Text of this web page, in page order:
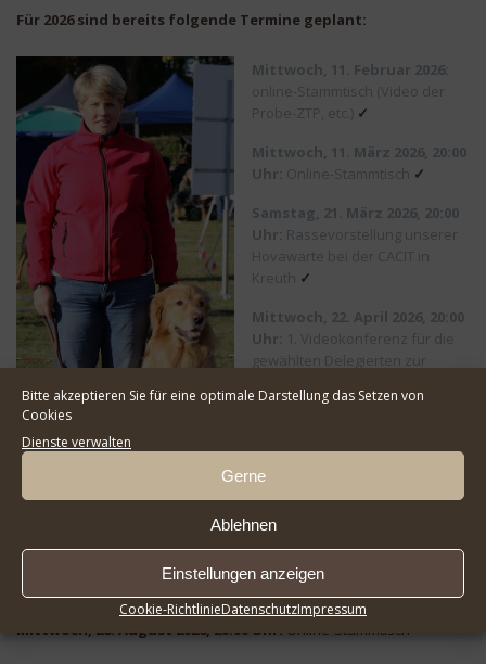
Bitte akzeptieren Sie für eine optimale Darstellung das Setzen von
Cookies
Dienste verwalten
Gerne
Ablehnen
Einstellungen anzeigen
Cookie-RichtlinieDatenschutzImpressum
Für 2026 sind bereits folgende Termine geplant:
Mittwoch, 11. Februar 2026:
online-Stammtisch (Video der
Probe-ZTP, etc.) ✓
Mittwoch, 11. März 2026, 20:00
Uhr:
Online-Stammtisch ✓
Samstag, 21. März 2026, 20:00
Uhr
Rassevorstellung unserer
Hovawarte bei der CACIT in
Kreuth ✓
Mittwoch, 22. April 2026, 20:00
Uhr
1. Videokonferenz für die
gewählten Delegierten zur
Besprechung und Diskussion der Anträge für die
Delegiertenversammlung im Juni
, 20:00 Uhr:2. Videokonferenz für die
gewählten Delegierten zur weiteren Vorstellung,
Besprechung und Diskussion der Anträge für die
Delegiertenversammlung im Juni
Mittwoch, 26. August 2026, 20:00 Uhr : Online-Stammtisch